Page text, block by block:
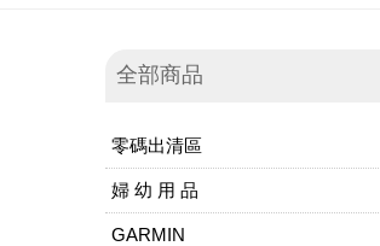
全部商品
零碼出清區
婦 幼 用 品
GARMIN